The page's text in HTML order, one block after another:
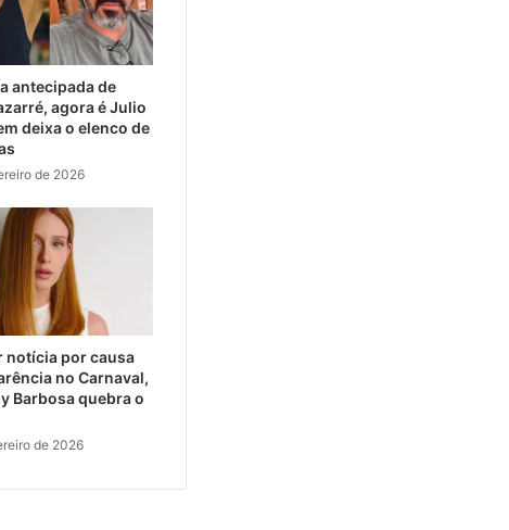
antecipada de
agora é Julio
deixa o elenco de
de 2026
notícia por causa
no Carnaval,
Barbosa quebra o
de 2026